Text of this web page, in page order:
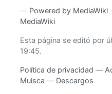
― Powered by MediaWiki
MediaWiki
Esta página se editó por
19:45.
Política de privacidad
Muisca
Descargos